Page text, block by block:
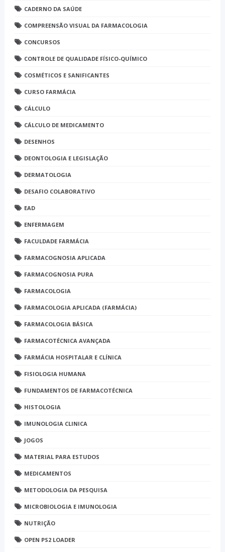
CADERNO DA SAÚDE
COMPREENSÃO VISUAL DA FARMACOLOGIA
CONCURSOS
CONTROLE DE QUALIDADE FÍSICO-QUÍMICO
COSMÉTICOS E SANIFICANTES
CURSO FARMÁCIA
CÁLCULO
CÁLCULO DE MEDICAMENTO
DESENHOS
DEONTOLOGIA E LEGISLAÇÃO
DERMATOLOGIA
DESAFIO COLABORATIVO
EAD
ENFERMAGEM
FACULDADE FARMÁCIA
FARMACOGNOSIA APLICADA
FARMACOGNOSIA PURA
FARMACOLOGIA
FARMACOLOGIA APLICADA (FARMÁCIA)
FARMACOLOGIA BÁSICA
FARMACOTÉCNICA AVANÇADA
FARMÁCIA HOSPITALAR E CLÍNICA
FISIOLOGIA HUMANA
FUNDAMENTOS DE FARMACOTÉCNICA
HISTOLOGIA
IMUNOLOGIA CLINICA
JOGOS
MATERIAL PARA ESTUDOS
MEDICAMENTOS
METODOLOGIA DA PESQUISA
MICROBIOLOGIA E IMUNOLOGIA
NUTRIÇÃO
OPEN PS2 LOADER